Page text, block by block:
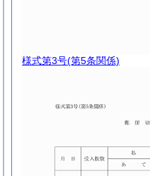
様式第3号(第5条関係)